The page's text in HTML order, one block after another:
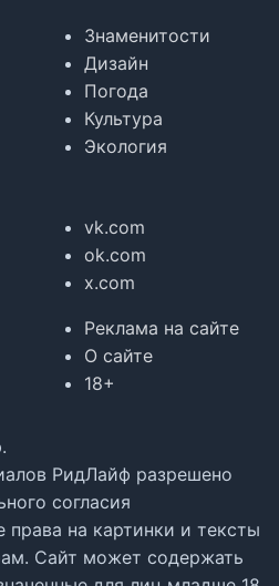
Знаменитости
Дизайн
Погода
Культура
Экология
vk.com
ok.com
x.com
Реклама на сайте
О сайте
18+
РидЛайф разрешено
согласия
права на картинки и тексты
Сайт может содержать